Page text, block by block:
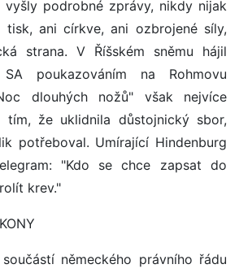
vyšly podrobné zprávy, nikdy nijak
tisk, ani církve, ani ozbrojené síly,
strana. V Říšském sněmu hájil
poukazováním na Rohmovu
dlouhých nožů" však nejvíce
tím, že uklidnila důstojnický sbor,
potřeboval. Umírající Hindenburg
"Kdo se chce zapsat do
krev."
německého právního řádu